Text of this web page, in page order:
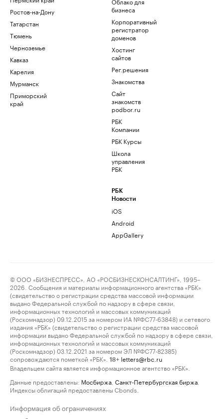
Ростов-на-Дону
Татарстан
Тюмень
Черноземье
Кавказ
Карелия
Мурманск
Приморский
край
бизнеса
Корпоративный
регистратор
доменов
Хостинг
сайтов
Рег.решения
Знакомства
Сайт
знакомств
podbor.ru
РБК
Компании
РБК Курсы
Школа
управления
РБК
РБК
Новости
iOS
Android
AppGallery
© ООО «БИЗНЕСПРЕСС», АО «РОСБИЗНЕСКОНСАЛТИНГ», 1995–
2026. Сообщения и материалы информационного агентства «РБК»
(свидетельство о регистрации средства массовой информации
выдано Федеральной службой по надзору в сфере связи,
информационных технологий и массовых коммуникаций
(Роскомнадзор) 09.12.2015 за номером ИА №ФС77-63848) и сетевого
издания «РБК» (свидетельство о регистрации средства массовой
информации выдано Федеральной службой по надзору в сфере связи,
информационных технологий и массовых коммуникаций
(Роскомнадзор) 03.12.2021 за номером ЭЛ №ФС77-82385)
сопровождаются пометкой «РБК».
18+ letters@rbc.ru
Владельцем сайта является информационное агентство «РБК».
Данные предоставлены: Мосбиржа Санкт-Петербургская биржа
Индексы облигаций предоставлены Cbonds.
Информация об ограничениях